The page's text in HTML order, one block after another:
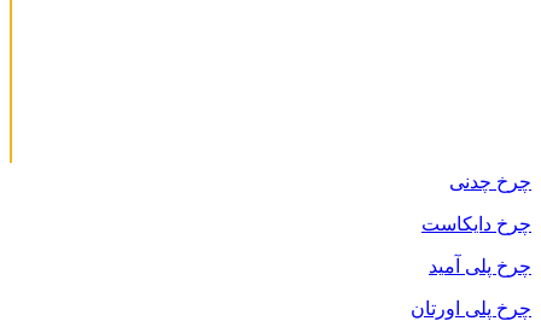
چرخ چدنی
چرخ دایکاست
چرخ پلی آمید
چرخ پلی اورتان